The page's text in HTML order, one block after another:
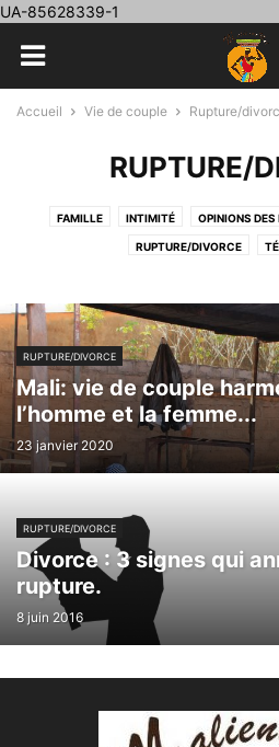
UA-85628339-1
Accueil Vie de couple Rupture/
RUPTURE/
FAMILLE INTIMITÉ OPINIONS DES
RUPTURE/DIVORCE
RUPTURE/DIVORCE
Mali: vie de couple
l’homme et la femme...
23 janvier 2020
RUPTURE/DIVORCE
Divorce : 3 signes qui
rupture.
8 juin 2016